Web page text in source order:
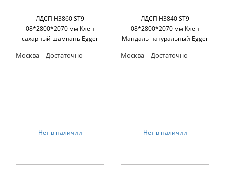
ЛДСП H3860 ST9
08*2800*2070 мм Клен
сахарный шампань Egger
Москва Достаточно
Нет в наличии
ЛДСП H3840 ST9
08*2800*2070 мм Клен
Мандаль натуральный Egger
Москва Достаточно
Нет в наличии